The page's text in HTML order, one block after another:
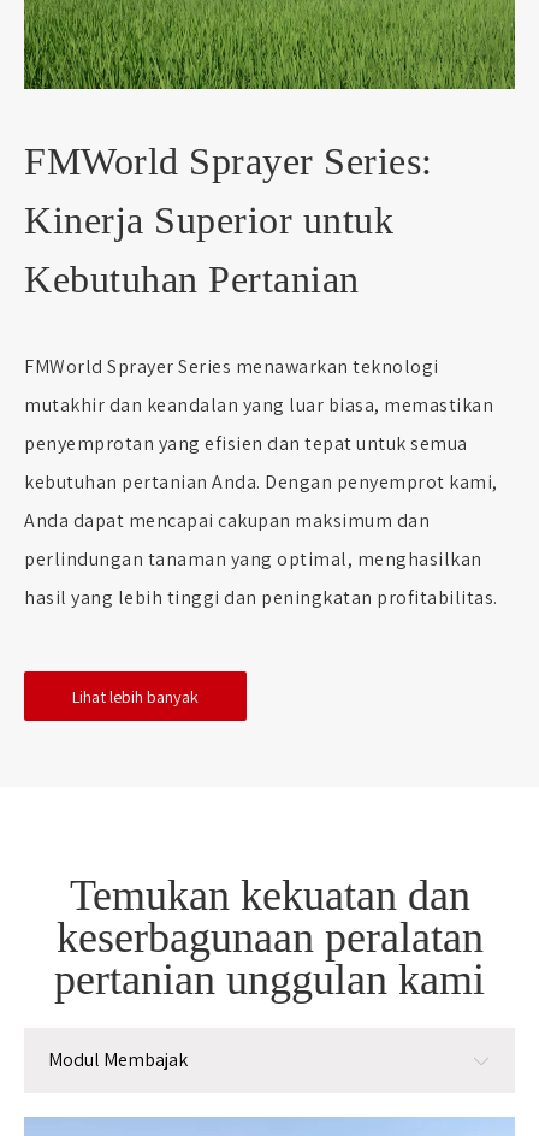
FMWorld Sprayer Series:
Kinerja Superior untuk
Kebutuhan Pertanian
FMWorld Sprayer Series menawarkan teknologi
mutakhir dan keandalan yang luar biasa, memastikan
penyemprotan yang efisien dan tepat untuk semua
kebutuhan pertanian Anda. Dengan penyemprot kami,
Anda dapat mencapai cakupan maksimum dan
perlindungan tanaman yang optimal, menghasilkan
hasil yang lebih tinggi dan peningkatan profitabilitas.
Lihat lebih banyak
Temukan kekuatan dan
keserbagunaan peralatan
pertanian unggulan kami
Modul Membajak
Modul Membajak